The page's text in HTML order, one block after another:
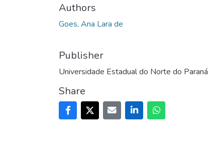
Authors
Goes, Ana Lara de
Publisher
Universidade Estadual do Norte do Paraná
Share